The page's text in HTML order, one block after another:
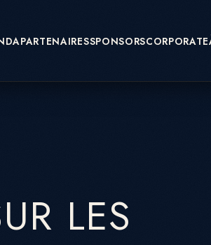
PARTENAIRESSPONSORSCORPORATE
LES